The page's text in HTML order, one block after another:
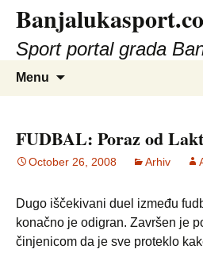
Sport portal grada
Menu
FUDBAL: Poraz od
October 26, 2008 Arhiv
Dugo iščekivani duel između
konačno je odigran. Završen je
činjenicom da je sve proteklo